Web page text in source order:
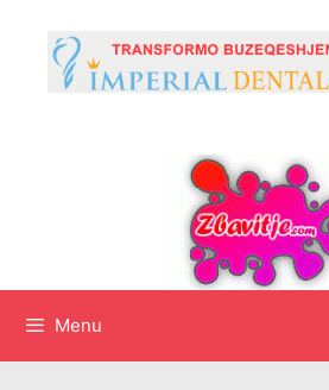
content
Menu